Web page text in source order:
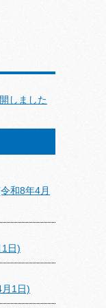
しました
和8年4月
日)
1日)